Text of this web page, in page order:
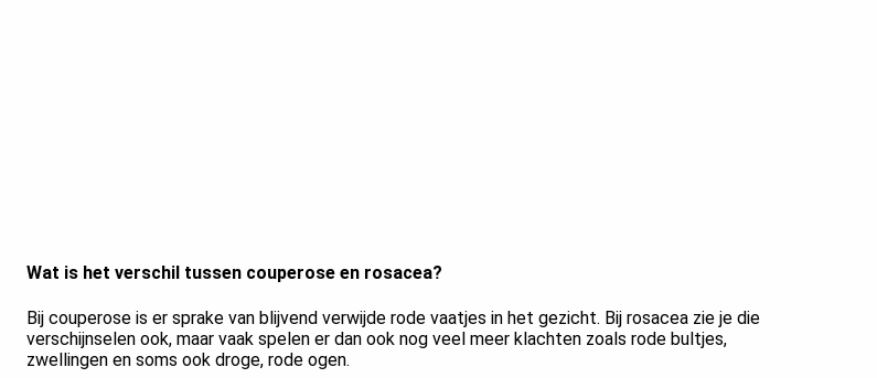
Wat is het verschil tussen couperose en rosacea?
Bij couperose is er sprake van blijvend verwijde rode vaatjes in het gezicht. Bij rosacea zie je die
verschijnselen ook, maar vaak spelen er dan ook nog veel meer klachten zoals rode bultjes,
zwellingen en soms ook droge, rode ogen.